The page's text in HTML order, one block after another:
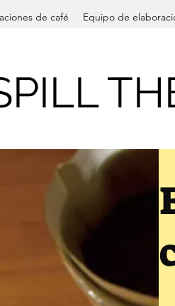
de café Equipo de